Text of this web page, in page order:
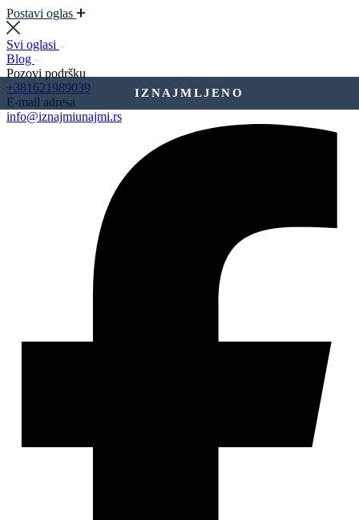
Postavi oglas
Svi oglasi
Blog
Pozovi podršku
+381621989039
E-mail adresa
info@iznajmiunajmi.rs
IZNAJMLJENO